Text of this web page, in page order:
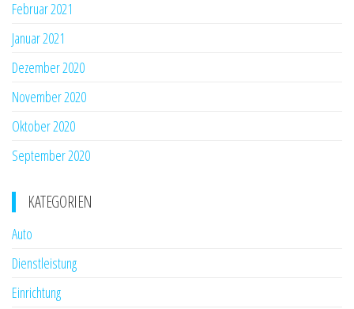
Februar 2021
Januar 2021
Dezember 2020
November 2020
Oktober 2020
September 2020
KATEGORIEN
Auto
Dienstleistung
Einrichtung